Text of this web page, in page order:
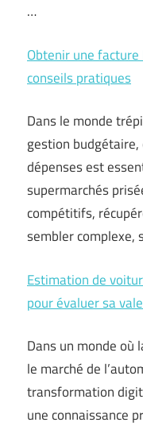
…
Obtenir une
conseils pratiques
Dans le monde
gestion
dépenses est
supermarchés
compétitifs,
sembler complexe,
Estimation de
pour évaluer sa
Dans un monde où
le marché de
transformation
une connaissance